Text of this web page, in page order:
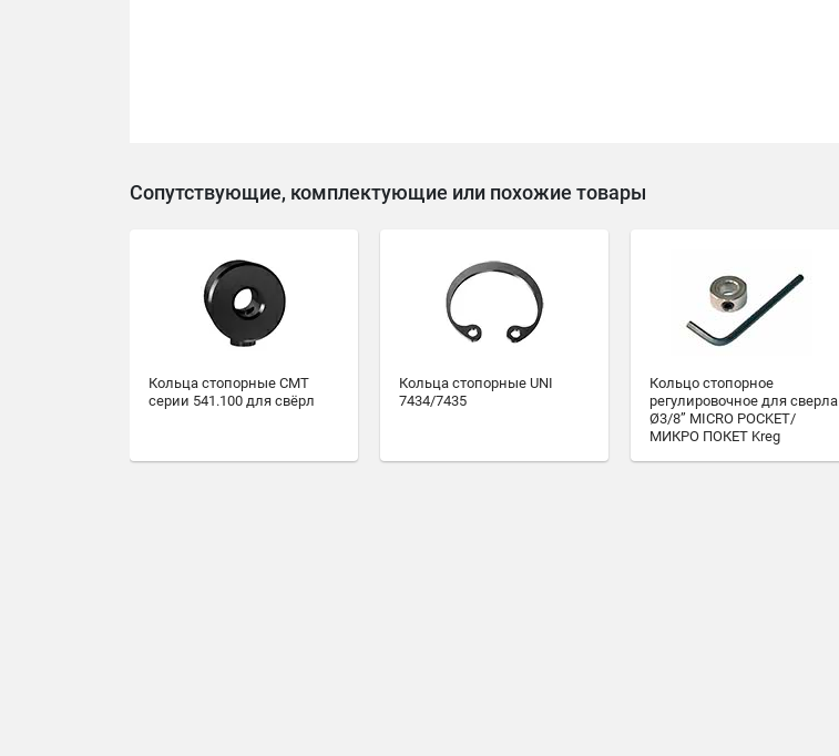
Сопутствующие, комплектующие или похожие товары
Кольца стопорные CMT
серии 541.100 для свёрл
Кольца стопорные UNI
7434/7435
Кольцо стопорное
регулировочное для сверла
Ø3/8” MICRO POCKET/
МИКРО ПОКЕТ Kreg